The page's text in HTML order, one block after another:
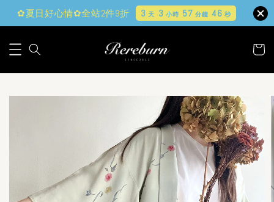
✿夏日好心情✿全站2件9折 3天 3小時 57分鐘 44秒